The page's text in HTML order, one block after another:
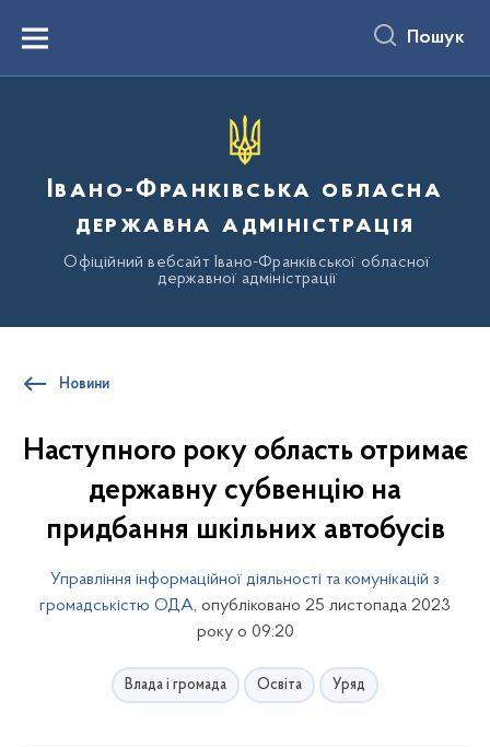
вмістуMenu Пошук
Івано-Франківська обласна
державна адміністрація
Офіційний вебсайт Івано-Франківської обласної
державної адміністрації
Новини
Наступного року область отримає
державну субвенцію на
придбання шкільних автобусів
Управління інформаційної діяльності та комунікацій з
громадськістю ОДА, опубліковано 25 листопада 2023
року о 09:20
Влада і громада Освіта Уряд